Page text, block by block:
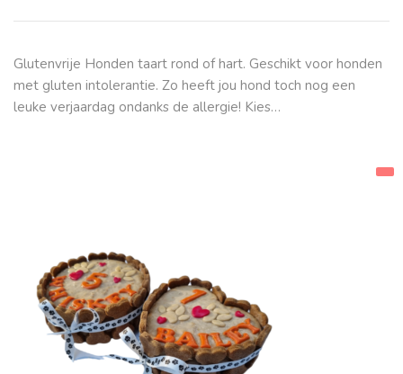
Glutenvrije Honden taart rond of hart. Geschikt voor honden
met gluten intolerantie. Zo heeft jou hond toch nog een
leuke verjaardag ondanks de allergie! Kies…